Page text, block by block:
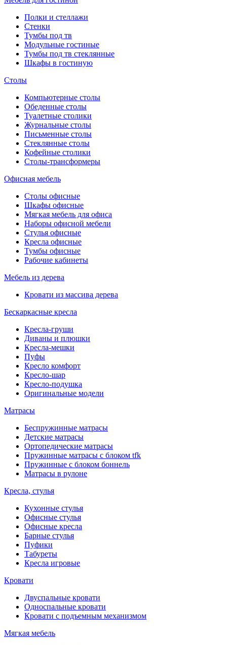
Полки и стеллажи
Стенки
Тумбы под тв
Модульные гостиные
Тумбы под тв стеклянные
Шкафы в гостиную
Столы
Компьютерные столы
Обеденные столы
Туалетные столики
Журнальные столы
Письменные столы
Стеклянные столы
Кофейные столики
Столы-трансформеры
Офисная мебель
Столы офисные
Шкафы офисные
Мягкая мебель для офиса
Наборы офисной мебели
Стулья офисные
Кресла офисные
Тумбы офисные
Рабочие кабинеты
Мебель из дерева
Кровати из массива дерева
Бескаркасные кресла
Кресла-груши
Диваны и плюшки
Кресла-мешки
Пуфы
Кресло комфорт
Кресло-шар
Кресло-подушка
Оригинальные модели
Матрасы
Беспружинные матрасы
Детские матрасы
Ортопедические матрасы
Пружинные матрасы с блоком tfk
Пружинные с блоком боннель
Матрасы в рулоне
Кресла, стулья
Кухонные стулья
Офисные стулья
Офисные кресла
Барные стулья
Пуфики
Табуреты
Кресла игровые
Кровати
Двуспальные кровати
Односпальные кровати
Кровати с подъемным механизмом
Мягкая мебель